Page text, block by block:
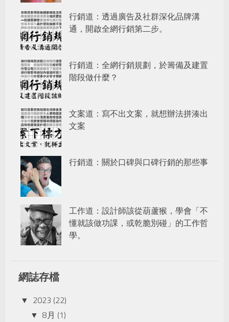
行銷道：透過廣告及社群深化品牌溝
通，開啟全網行銷第二步。
行銷道：全網行銷規劃，於籌備及建置
階段做什麼？
文案道：寫不出文案，就想辦法拼湊出
文案
行銷道：關於口碑與口碑行銷的那些事
工作道：設計師該從葫蘆猴，學會「不
懂就該做功課，或乾脆別碰」的工作哲
學。
網誌存檔
▼ 2023 (22)
▼ 8月 (1)